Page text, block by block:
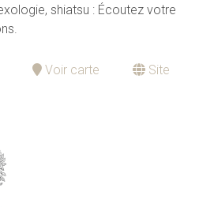
shiatsu : Écoutez votre
Voir carte
Site